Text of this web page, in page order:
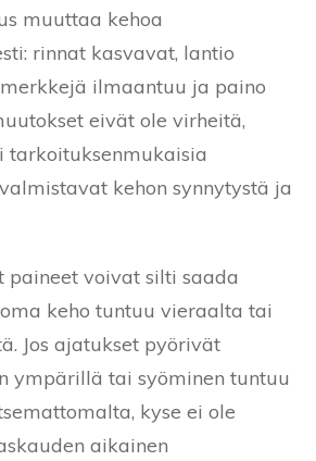
muuttaa kehoa
rinnat kasvavat, lantio
ilmaantuu ja paino
eivät ole virheitä,
tarkoituksenmukaisia
kehon synnytystä ja
paineet voivat silti saada
keho tuntuu vieraalta tai
Jos ajatukset pyörivät
ympärillä tai syöminen tuntuu
kyse ei ole
aikainen